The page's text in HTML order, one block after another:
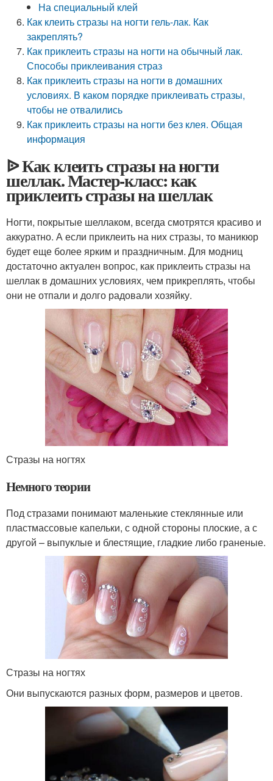
На специальный клей
Как клеить стразы на ногти гель-лак. Как
закреплять?
Как приклеить стразы на ногти на обычный лак.
Способы приклеивания страз
Как приклеить стразы на ногти в домашних
условиях. В каком порядке приклеивать стразы,
чтобы не отвалились
Как приклеить стразы на ногти без клея. Общая
информация
ᐉ Как клеить стразы на ногти
шеллак. Мастер-класс: как
приклеить стразы на шеллак
Ногти, покрытые шеллаком, всегда смотрятся красиво и
аккуратно. А если приклеить на них стразы, то маникюр
будет еще более ярким и праздничным. Для модниц
достаточно актуален вопрос, как приклеить стразы на
шеллак в домашних условиях, чем прикреплять, чтобы
они не отпали и долго радовали хозяйку.
Стразы на ногтях
Немного теории
Под стразами понимают маленькие стеклянные или
пластмассовые капельки, с одной стороны плоские, а с
другой – выпуклые и блестящие, гладкие либо граненые.
Стразы на ногтях
Они выпускаются разных форм, размеров и цветов.